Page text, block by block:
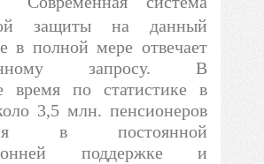
защиты на данный
в полной мере отвечает
запросу. В
время по статистике в
3,5 млн. пенсионеров
в постоянной
поддержке и